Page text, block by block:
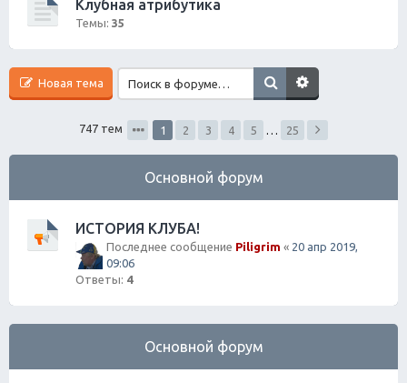
Клубная атрибутика
Темы: 35
Новая тема
747 тем 1 2 3 4 5 25
Основной форум
ИСТОРИЯ КЛУБА!
Последнее сообщение Piligrim « 20 апр 2019,
09:06
Ответы: 4
Основной форум